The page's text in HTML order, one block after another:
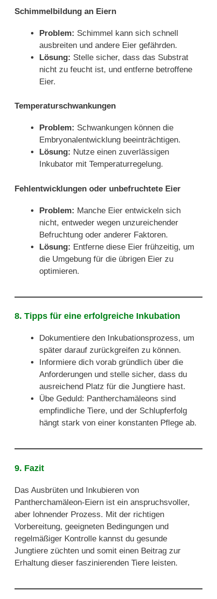
Schimmelbildung an Eiern
Problem: Schimmel kann sich schnell
ausbreiten und andere Eier gefährden.
Lösung: Stelle sicher, dass das Substrat
nicht zu feucht ist, und entferne betroffene
Eier.
Temperaturschwankungen
Problem: Schwankungen können die
Embryonalentwicklung beeinträchtigen.
Lösung: Nutze einen zuverlässigen
Inkubator mit Temperaturregelung.
Fehlentwicklungen oder unbefruchtete Eier
Problem: Manche Eier entwickeln sich
nicht, entweder wegen unzureichender
Befruchtung oder anderer Faktoren.
Lösung: Entferne diese Eier frühzeitig, um
die Umgebung für die übrigen Eier zu
optimieren.
8. Tipps für eine erfolgreiche Inkubation
Dokumentiere den Inkubationsprozess, um
später darauf zurückgreifen zu können.
Informiere dich vorab gründlich über die
Anforderungen und stelle sicher, dass du
ausreichend Platz für die Jungtiere hast.
Übe Geduld: Pantherchamäleons sind
empfindliche Tiere, und der Schlupferfolg
hängt stark von einer konstanten Pflege ab.
9. Fazit
Das Ausbrüten und Inkubieren von
Pantherchamäleon-Eiern ist ein anspruchsvoller,
aber lohnender Prozess. Mit der richtigen
Vorbereitung, geeigneten Bedingungen und
regelmäßiger Kontrolle kannst du gesunde
Jungtiere züchten und somit einen Beitrag zur
Erhaltung dieser faszinierenden Tiere leisten.